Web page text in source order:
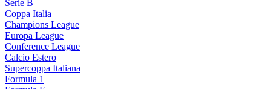
Serie B
Coppa Italia
Champions League
Europa League
Conference League
Calcio Estero
Supercoppa Italiana
Formula 1